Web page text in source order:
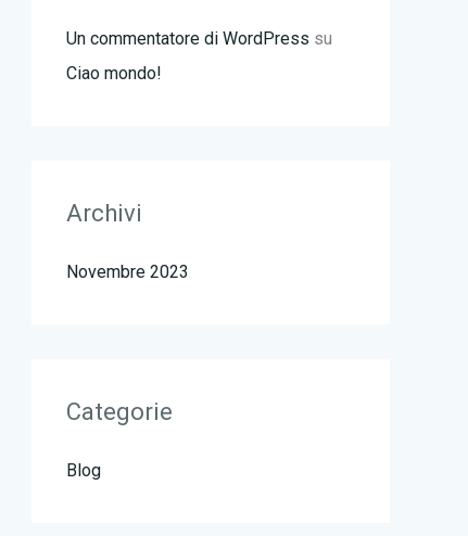
Un commentatore di WordPress su
Ciao mondo!
Archivi
Novembre 2023
Categorie
Blog